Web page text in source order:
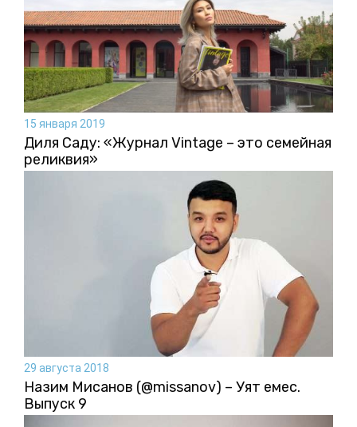
15 января 2019
Диля Саду: «Журнал Vintage – это семейная
реликвия»
29 августа 2018
Назим Мисанов (@missanov) – Уят емес.
Выпуск 9